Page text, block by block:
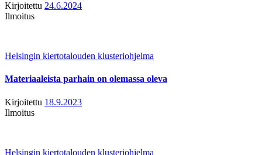
Kirjoitettu 24.6.2024
Ilmoitus
Helsingin kiertotalouden klusteriohjelma
Materiaaleista parhain on olemassa oleva
Kirjoitettu 18.9.2023
Ilmoitus
Helsingin kiertotalouden klusteriohjelma